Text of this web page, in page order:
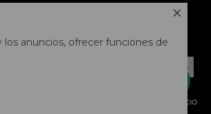

anuncios, ofrecer funciones de